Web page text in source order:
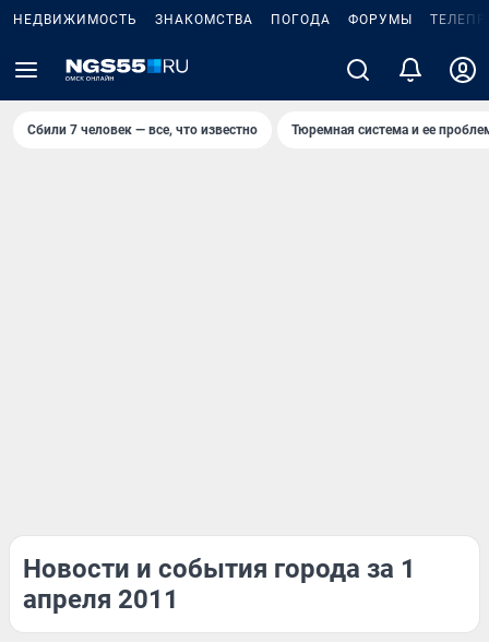
НЕДВИЖИМОСТЬ ЗНАКОМСТВА ПОГОДА ФОРУМЫ
Сбили 7 человек — все, что известно Тюремная система и ее
Новости и события города за 1
апреля 2011